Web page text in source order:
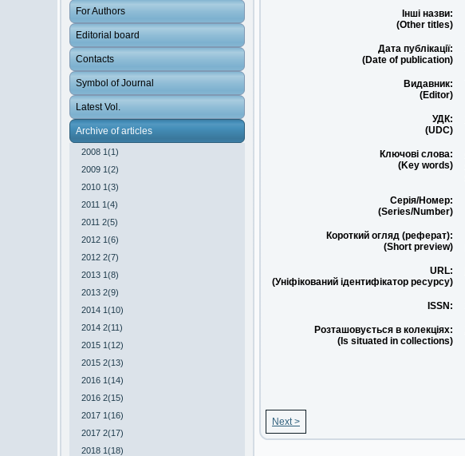
For Authors
Editorial board
Contacts
Symbol of Journal
Latest Vol.
Archive of articles
2008 1(1)
2009 1(2)
2010 1(3)
2011 1(4)
2011 2(5)
2012 1(6)
2012 2(7)
2013 1(8)
2013 2(9)
2014 1(10)
2014 2(11)
2015 1(12)
2015 2(13)
2016 1(14)
2016 2(15)
2017 1(16)
2017 2(17)
2018 1(18)
Інші назви:
(Other titles)
Дата публікації:
(Date of publication)
Видавник:
(Editor)
УДК:
(UDC)
Ключові слова:
(Key words)
Серія/Номер:
(Series/Number)
Короткий огляд (реферат):
(Short preview)
URL:
(Уніфікований ідентифікатор ресурсу)
ISSN:
Розташовується в колекціях:
(Is situated in collections)
Next >